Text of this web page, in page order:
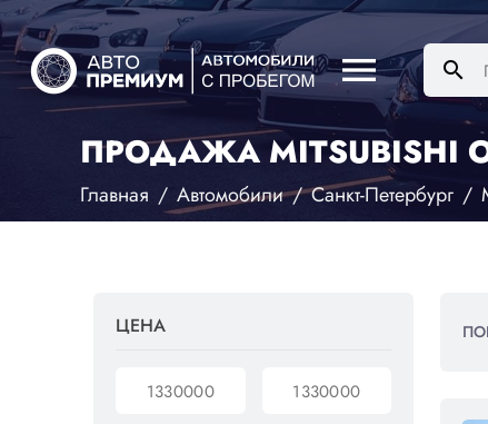
menu search
ПРОДАЖА MITSUBISHI
Главная Автомобили Санкт-Петербург
ЦЕНА